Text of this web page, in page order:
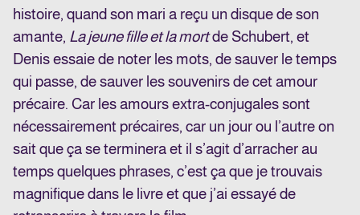
histoire, quand son mari a reçu un disque de son
amante, La jeune fille et la mortde Schubert, et
Denis essaie de noter les mots, de sauver le temps
qui passe, de sauver les souvenirs de cet amour
précaire. Car les amours extra-conjugales sont
nécessairement précaires, car un jour ou l’autre on
sait que ça se terminera et il s’agit d’arracher au
temps quelques phrases, c’est ça que je trouvais
magnifique dans le livre et que j’ai essayé de